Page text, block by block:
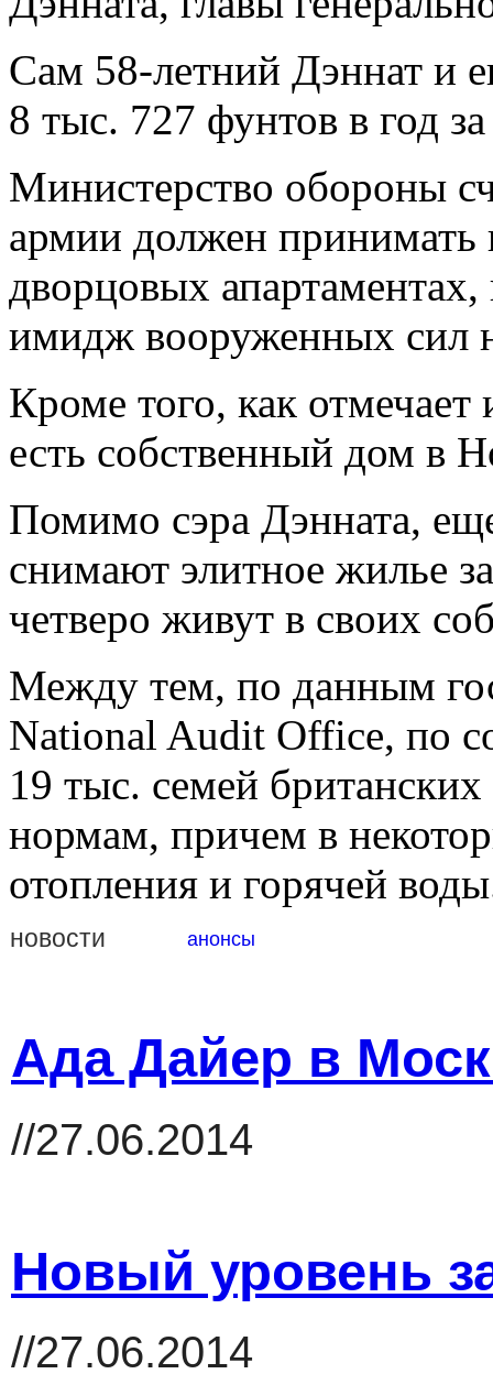
Сам 58-летний Дэннат и
8 тыс. 727 фунтов в год
Министерство обороны
армии должен принимать
дворцовых
имидж вооруженных сил
Кроме того, как отмечает
есть собственный дом в
Помимо сэра Дэнната,
снимают элитное жилье
четверо живут в своих
Между тем, по данным
National Audit Office, по
19 тыс. семей
нормам, причем в
отопления и горячей
новости анонсы
Ада Дайер в
//27.06.2014
Новый уровень
//27.06.2014